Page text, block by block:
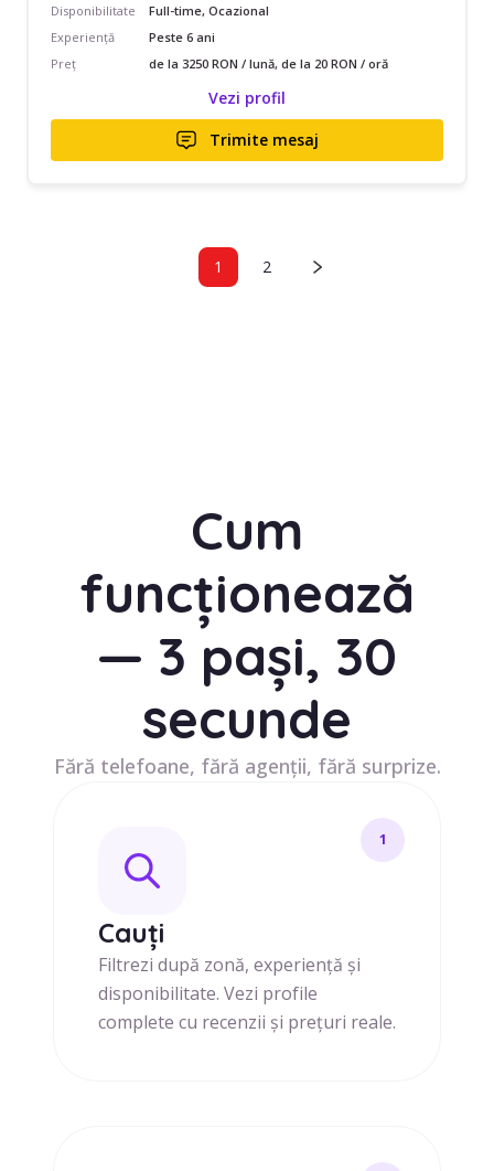
Disponibilitate
Full-time, Ocazional
Experiență
Peste 6 ani
Preț
de la 3250 RON / lună, de la 20 RON / oră
Vezi profil
Trimite mesaj
1 2
Cum
funcționează
— 3 pași, 30
secunde
Fără telefoane, fără agenții, fără surprize.
1
Cauți
Filtrezi după zonă, experiență și
disponibilitate. Vezi profile
complete cu recenzii și prețuri reale.